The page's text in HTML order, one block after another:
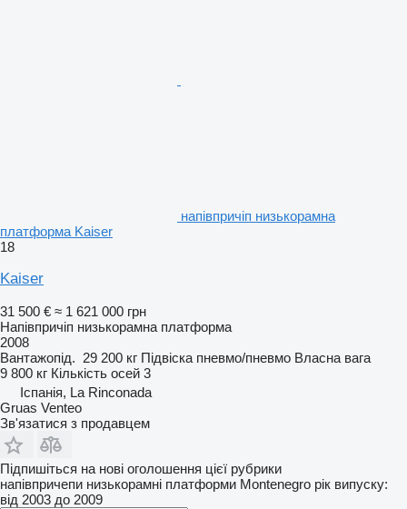
напівпричіп низькорамна
платформа Kaiser
18
Kaiser
31 500 € ≈ 1 621 000 грн
Напівпричіп низькорамна платформа
2008
Вантажопід. 29 200 кг Підвіска пневмо/пневмо Власна вага
9 800 кг Кількість осей 3
Іспанія, La Rinconada
Gruas Venteo
Зв'язатися з продавцем
Підпишіться на нові оголошення цієї рубрики
напівпричепи низькорамні платформи Montenegro рік випуску:
від 2003 до 2009